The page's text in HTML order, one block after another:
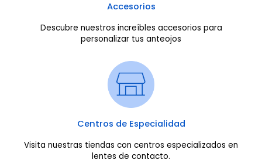
Accesorios
Descubre nuestros increíbles accesorios para
personalizar tus anteojos
Centros de Especialidad
Visita nuestras tiendas con centros especializados en
lentes de contacto.